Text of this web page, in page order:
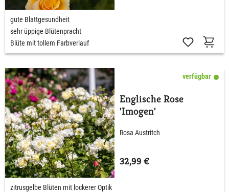
gute Blattgesundheit
sehr üppige Blütenpracht
Blüte mit tollem Farbverlauf
verfügbar
Englische Rose
'Imogen'
Rosa Austritch
32,99 €
zitrusgelbe Blüten mit lockerer Optik